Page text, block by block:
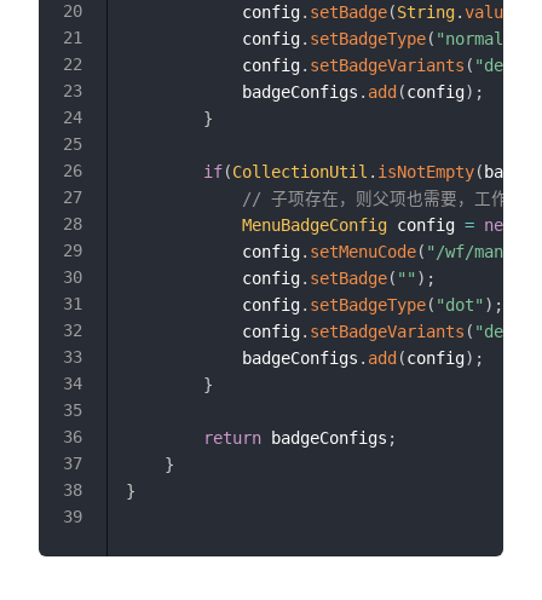
            config
. setBadge(String.valueOf
            config
. setBadgeType( "normal"
            config
. setBadgeVariants (
            badgeConfigs
. add (config) ;
}
if(CollectionUtil . isNotEmpty(
// 子项存在，则父项也需要，工作流程
MenuBadgeConfig config = new
            config
. setMenuCode( "/wf/
            config
. setBadge( "" ) ;
            config
. setBadgeType( "dot" ) ;
            config
. setBadgeVariants (
            badgeConfigs
. add (config) ;
}
return badgeConfigs ;
}
}